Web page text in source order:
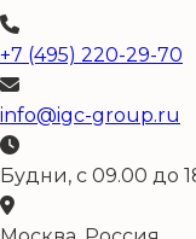
+7 (495) 220-29-70
info@igc-group.ru
Будни, с 09.00 до